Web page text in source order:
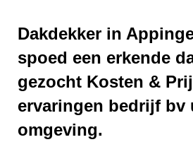
Dakdekker in
spoed een erkende
gezocht Kosten &
ervaringen bedrijf bv
omgeving.